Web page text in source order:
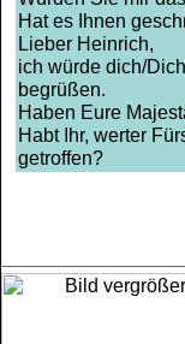
Hat es Ihnen
Lieber Heinrich,
ich würde dich/
begrüßen.
Haben Eure
Habt Ihr, werter
getroffen?